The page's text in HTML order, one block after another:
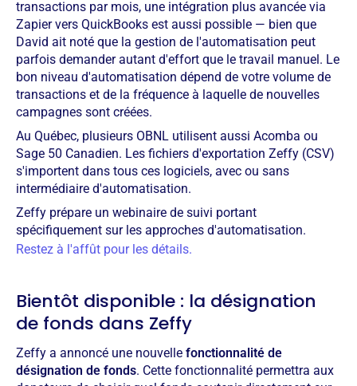
transactions par mois, une intégration plus avancée via
Zapier vers QuickBooks est aussi possible — bien que
David ait noté que la gestion de l'automatisation peut
parfois demander autant d'effort que le travail manuel. Le
bon niveau d'automatisation dépend de votre volume de
transactions et de la fréquence à laquelle de nouvelles
campagnes sont créées.
Au Québec, plusieurs OBNL utilisent aussi Acomba ou
Sage 50 Canadien. Les fichiers d'exportation Zeffy (CSV)
s'importent dans tous ces logiciels, avec ou sans
intermédiaire d'automatisation.
Zeffy prépare un webinaire de suivi portant
spécifiquement sur les approches d'automatisation.
Restez à l'affût pour les détails.
Bientôt disponible : la désignation
de fonds dans Zeffy
Zeffy a annoncé une nouvelle fonctionnalité de
désignation de fonds. Cette fonctionnalité permettra aux